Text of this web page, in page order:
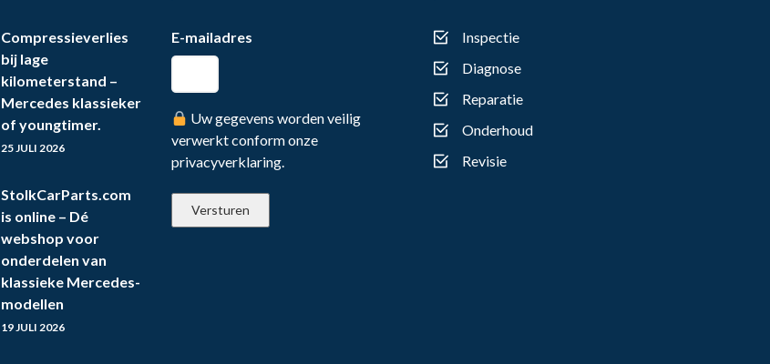
Compressieverlies
bij lage
kilometerstand –
Mercedes klassieker
of youngtimer.
25 JULI 2026
StolkCarParts.com
is online – Dé
webshop voor
onderdelen van
klassieke Mercedes-
modellen
19 JULI 2026
E-mailadres
Uw gegevens worden veilig
verwerkt conform onze
privacyverklaring.
Inspectie
Diagnose
Reparatie
Onderhoud
Revisie